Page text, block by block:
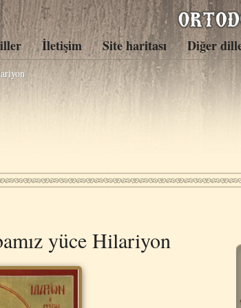
İletişim Site haritası Diğer
yüce Hilariyon